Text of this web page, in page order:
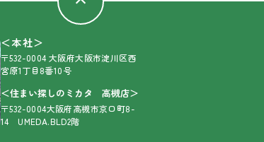
＜本社＞
〒532-0004 大阪府大阪市淀川区西
宮原1丁目8番10号
＜住まい探しのミカタ 高槻店＞
〒532-0004大阪府高槻市京口町8-
14 UMEDA.BLD2階